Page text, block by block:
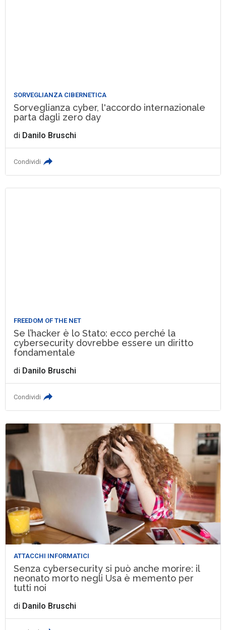
SORVEGLIANZA CIBERNETICA
Sorveglianza cyber, l'accordo internazionale
parta dagli zero day
di Danilo Bruschi
Condividi
FREEDOM OF THE NET
Se l’hacker è lo Stato: ecco perché la
cybersecurity dovrebbe essere un diritto
fondamentale
di Danilo Bruschi
Condividi
ATTACCHI INFORMATICI
Senza cybersecurity si può anche morire: il
neonato morto negli Usa è memento per
tutti noi
di Danilo Bruschi